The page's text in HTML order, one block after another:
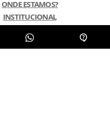
ONDE ESTAMOS?
INSTITUCIONAL
NOSSOS PLANOS